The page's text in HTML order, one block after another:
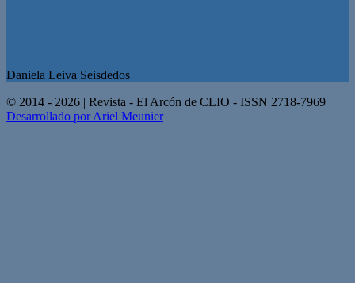
Daniela Leiva Seisdedos
© 2014 - 2026 | Revista - El Arcón de CLIO - ISSN 2718-7969 |
Desarrollado por Ariel Meunier